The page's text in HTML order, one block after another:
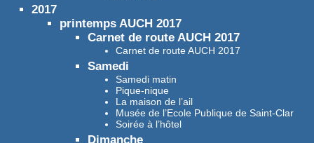
2017
printemps AUCH 2017
Carnet de route AUCH 2017
Carnet de route AUCH 2017
Samedi
Samedi matin
Pique-nique
La maison de l’ail
Musée de l’Ecole Publique de Saint-Clar
Soirée à l’hôtel
Dimanche